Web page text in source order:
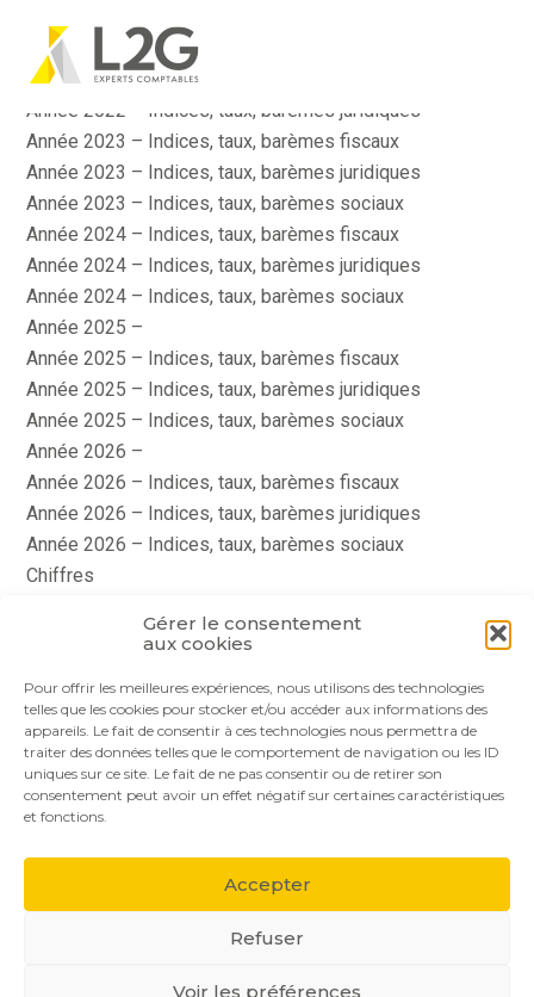
Gérer le consentement
aux cookies
Pour offrir les meilleures expériences, nous utilisons des technologies
telles que les cookies pour stocker et/ou accéder aux informations des
appareils. Le fait de consentir à ces technologies nous permettra de
traiter des données telles que le comportement de navigation ou les ID
uniques sur ce site. Le fait de ne pas consentir ou de retirer son
consentement peut avoir un effet négatif sur certaines caractéristiques
et fonctions.
Accepter
Refuser
Voir les préférences
Aller
au
Actualité
Année 2022 – Indices, taux, barèmes fiscaux
Année 2022 – Indices, taux, barèmes juridiques
Année 2023 – Indices, taux, barèmes fiscaux
Année 2023 – Indices, taux, barèmes juridiques
Année 2023 – Indices, taux, barèmes sociaux
Année 2024 – Indices, taux, barèmes fiscaux
Année 2024 – Indices, taux, barèmes juridiques
Année 2024 – Indices, taux, barèmes sociaux
Année 2025 –
Année 2025 – Indices, taux, barèmes fiscaux
Année 2025 – Indices, taux, barèmes juridiques
Année 2025 – Indices, taux, barèmes sociaux
Année 2026 –
Année 2026 – Indices, taux, barèmes fiscaux
Année 2026 – Indices, taux, barèmes juridiques
Année 2026 – Indices, taux, barèmes sociaux
Chiffres
Le coin du dirigeant
Footer